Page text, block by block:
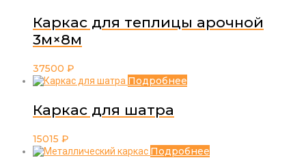
Каркас для теплицы арочной
3м×8м
37500 ₽
Подробнее
Каркас для шатра
15015 ₽
Подробнее